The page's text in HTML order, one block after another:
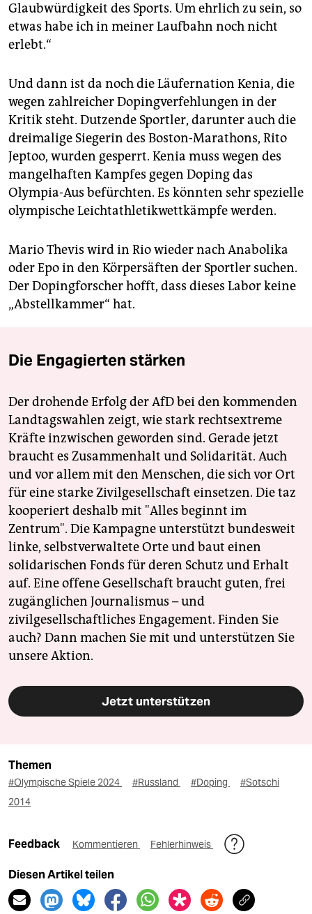
Glaubwürdigkeit des Sports. Um ehrlich zu sein, so
etwas habe ich in meiner Laufbahn noch nicht
erlebt.“
Und dann ist da noch die Läufernation Kenia, die
wegen zahlreicher Dopingverfehlungen in der
Kritik steht. Dutzende Sportler, darunter auch die
dreimalige Siegerin des Boston-Marathons, Rito
Jeptoo, wurden gesperrt. Kenia muss wegen des
mangelhaften Kampfes gegen Doping das
Olympia-Aus befürchten. Es könnten sehr spezielle
olympische Leichtathletikwettkämpfe werden.
Mario Thevis wird in Rio wieder nach Anabolika
oder Epo in den Körpersäften der Sportler suchen.
Der Dopingforscher hofft, dass dieses Labor keine
„Abstellkammer“ hat.
Die Engagierten stärken
Der drohende Erfolg der AfD bei den kommenden
Landtagswahlen zeigt, wie stark rechtsextreme
Kräfte inzwischen geworden sind. Gerade jetzt
braucht es Zusammenhalt und Solidarität. Auch
und vor allem mit den Menschen, die sich vor Ort
für eine starke Zivilgesellschaft einsetzen. Die taz
kooperiert deshalb mit "Alles beginnt im
Zentrum". Die Kampagne unterstützt bundesweit
linke, selbstverwaltete Orte und baut einen
solidarischen Fonds für deren Schutz und Erhalt
auf. Eine offene Gesellschaft braucht guten, frei
zugänglichen Journalismus – und
zivilgesellschaftliches Engagement. Finden Sie
auch? Dann machen Sie mit und unterstützen Sie
unsere Aktion.
Jetzt unterstützen
Themen
#Olympische Spiele 2024 #Russland #Doping
#Sotschi
2014
Feedback Kommentieren Fehlerhinweis
Diesen Artikel teilen